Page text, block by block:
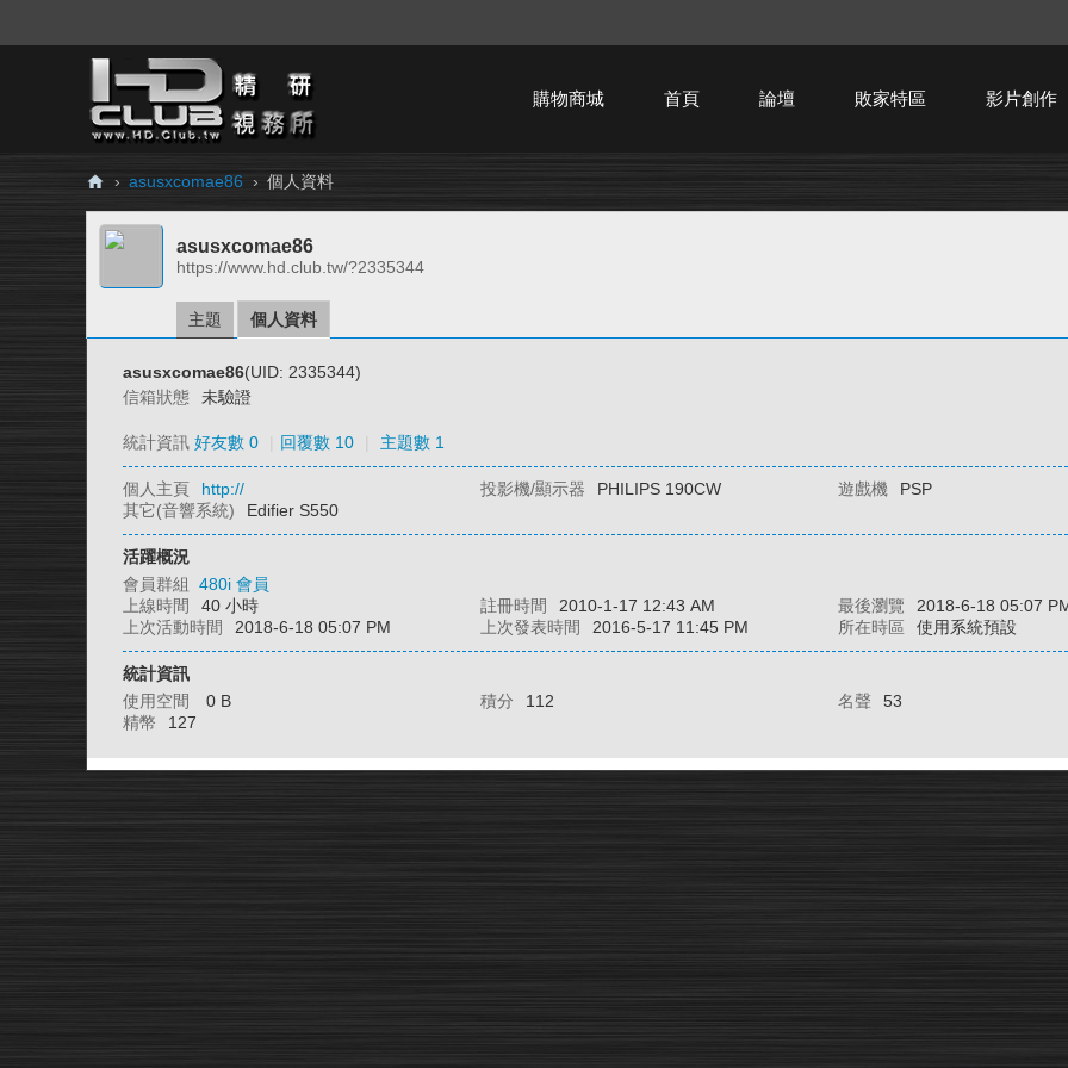
購物商城 首頁 論壇 敗家特區 影片創作
H
Cl
› asusxcomae86 › 個人資料
asusxcomae86
https://www.hd.club.tw/?2335344
主題 個人資料
asusxcomae86(UID: 2335344)
信箱狀態
未驗證
統計資訊 好友數 0 回覆數 10 主題數 1
個人主頁 http:// 投影機/顯示器 PHILIPS 190CW 遊戲機
PSP
其它(音響系統)
Edifier S550
活躍概況
會員群組 480i 會員
上線時間
40 小時 註冊時間 2010-1-17 12:43 AM 最後瀏覽
2018-6-18 05:07
上次活動時間
2018-6-18 05:07 PM 上次發表時間 2016-5-17 11:45 PM 所在時區 使用系統預設
統計資訊
使用空間
0 B 積分 112 名聲
53
精幣
127